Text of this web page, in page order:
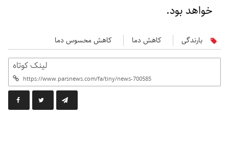
خواهد بود.
بارندگی کاهش دما کاهش محسوس دما
لینک کوتاه